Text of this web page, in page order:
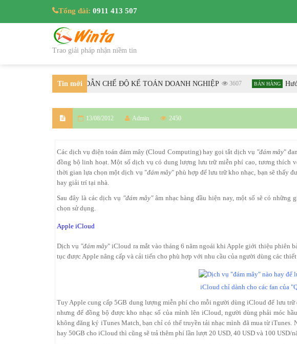
Tổng đài: 0911 413 507
Trao giải pháp nhận niềm tin
Tin mới
2025/TT-BTC HƯỚNG DẪN CHẾ ĐỘ KẾ TOÁN DOANH NGHIỆP 3607 BÁN HÀNG
13/08/2012 Admin 2450
Các dịch vụ điện toán đám mây (Cloud Computing) hay gọi tắt dịch vụ "đám mây"
đồng bộ linh hoạt. Một số dịch vụ có dung lượng lưu trữ miễn phí cao, tương thích
thời gian lựa chọn một dịch vụ "đám mây" phù hợp để lưu trữ kho nhạc, bạn sẽ thấy
hay giải trí tại nhà.
Sau đây là các dịch vụ "đám mây" âm nhạc hàng đầu hiện nay, một số sẽ có
chọn sử dụng.
Apple iCloud
Dịch vụ "đám mây" iCloud ra mắt vào tháng 6 năm ngoái khi Apple giới thiệu phiên
tục được Apple nâng cấp và cải tiến cho phù hợp với nhu cầu của người dùng các
iCloud chỉ dành cho các fan của
Tuy Apple cung cấp 5GB dung lượng miễn phí cho mỗi người dùng iCloud để lưu
nhưng để đồng bộ được kho nhạc số của mình lên iCloud, người dùng phải móc
không đăng ký iTunes Match, bạn chỉ có thể truyền tải nhạc mình đã mua từ iTunes.
hay 50GB cho iCloud thì cũng sẽ trả thêm phí lần lượt 20 USD, 40 USD và 100 USD/